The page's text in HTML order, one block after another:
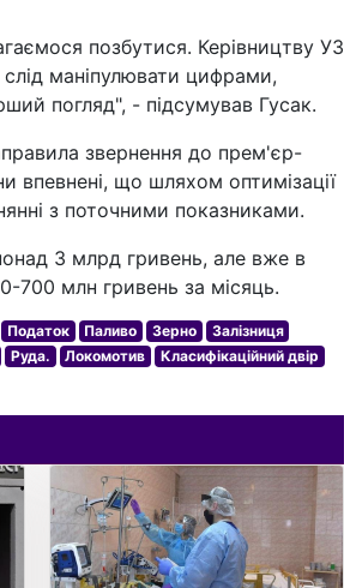
позбутися. Керівництву УЗ
маніпулювати цифрами,
погляд", - підсумував Гусак.
звернення до прем'єр-
впевнені, що шляхом оптимізації
з поточними показниками.
3 млрд гривень, але вже в
700 млн гривень за місяць.
Податок Паливо Зерно
Залізниця
Руда. Локомотив
Класифікаційний двір